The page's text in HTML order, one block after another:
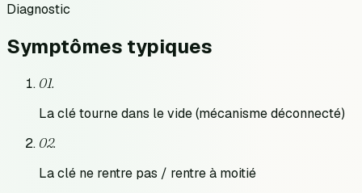
Diagnostic
Symptômes typiques
01.
La clé tourne dans le vide (mécanisme déconnecté)
02.
La clé ne rentre pas / rentre à moitié